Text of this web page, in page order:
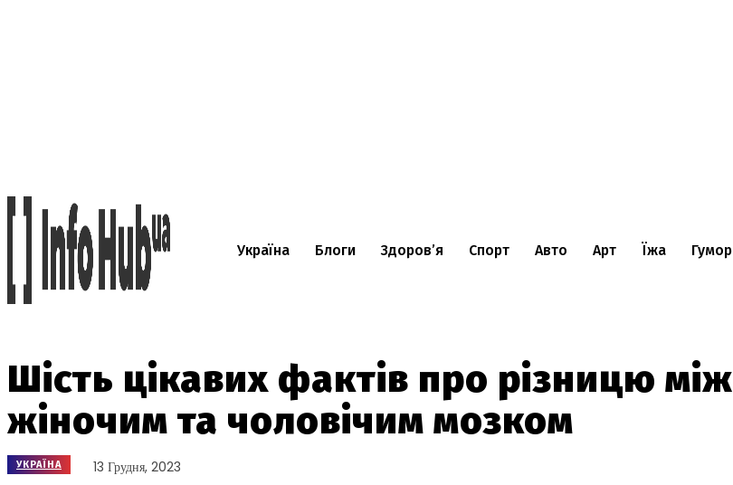
Україна Блоги Здоров’я Спорт Авто Арт Їжа Гумор
Шість цікавих фактів про різницю між
жіночим та чоловічим мозком
УКРАЇНА 13 Грудня, 2023